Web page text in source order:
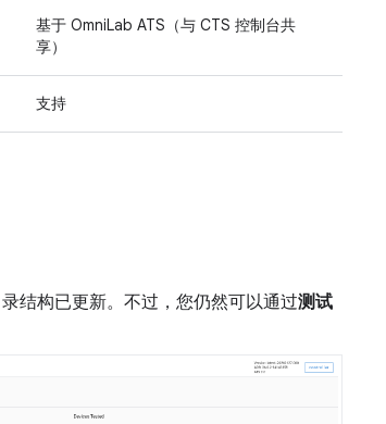
基于 OmniLab ATS（与 CTS 控制台共
享）
支持
结构已更新。不过，您仍然可以通过测试